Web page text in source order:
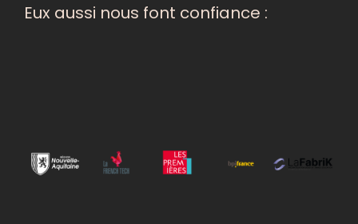
Eux aussi nous font confiance :